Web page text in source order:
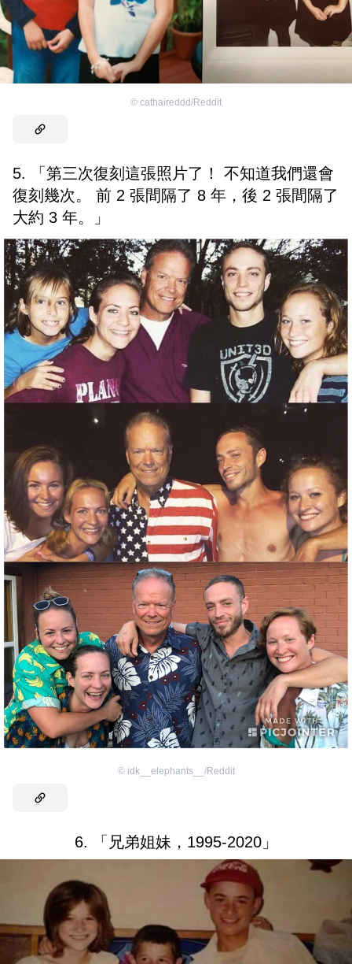
© cathaireddd/Reddit
5. 「第三次復刻這張照片了！ 不知道我們還會
復刻幾次。 前 2 張間隔了 8 年，後 2 張間隔了
大約 3 年。」
© idk__elephants__/Reddit
6. 「兄弟姐妹，1995-2020」